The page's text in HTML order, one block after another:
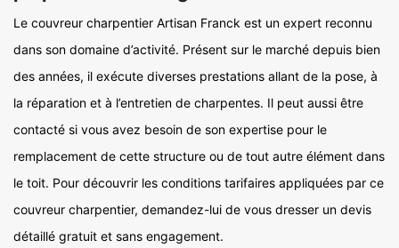
Le couvreur charpentier Artisan Franck est un expert reconnu
dans son domaine d’activité. Présent sur le marché depuis bien
des années, il exécute diverses prestations allant de la pose, à
la réparation et à l’entretien de charpentes. Il peut aussi être
contacté si vous avez besoin de son expertise pour le
remplacement de cette structure ou de tout autre élément dans
le toit. Pour découvrir les conditions tarifaires appliquées par ce
couvreur charpentier, demandez-lui de vous dresser un devis
détaillé gratuit et sans engagement.